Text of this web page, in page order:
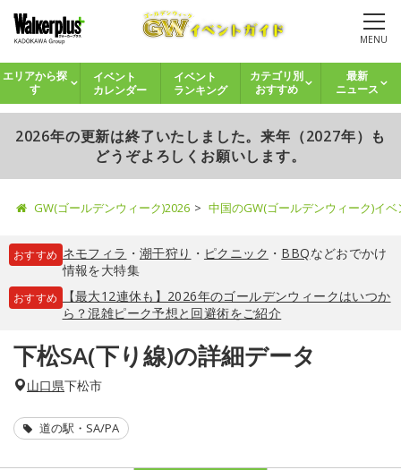
MENU
エリアから探
す
イベント
カレンダー
イベント
ランキング
カテゴリ別
おすすめ
最新
ニュース
2026年の更新は終了いたしました。来年（2027年）も
どうぞよろしくお願いします。
GW(ゴールデンウィーク)2026 中国のGW(ゴールデンウィーク)イ
おすすめ ネモフィラ ・ 潮干狩り ・ ピクニック ・ BBQなどおでかけ
情報を大特集
おすすめ
【最大12連休も】2026年のゴールデンウィークはいつか
ら？混雑ピーク予想と回避術をご紹介
下松SA(下り線)の詳細データ
山口県下松市
道の駅・SA/PA